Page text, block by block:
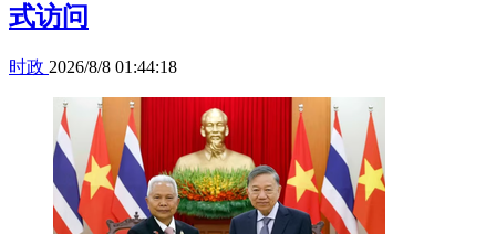
式访问
时政 2026/8/8 01:44:18